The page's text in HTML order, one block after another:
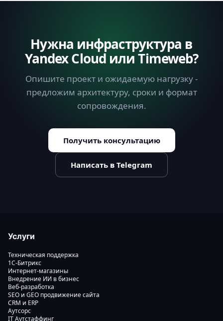
Нужна инфраструктура в
Yandex Cloud или Timeweb?
Опишите проект и ожидаемую нагрузку -
предложим архитектуру, сроки и формат
сопровождения.
Получить консультацию
Написать в Telegram
Услуги
Техническая поддержка
1С-Битрикс
Интернет-магазины
Внедрение ИИ в бизнес
Веб-разработка
SEO и GEO продвижение сайта
CRM и ERP
Аутсорс
IT Аутстаффинг